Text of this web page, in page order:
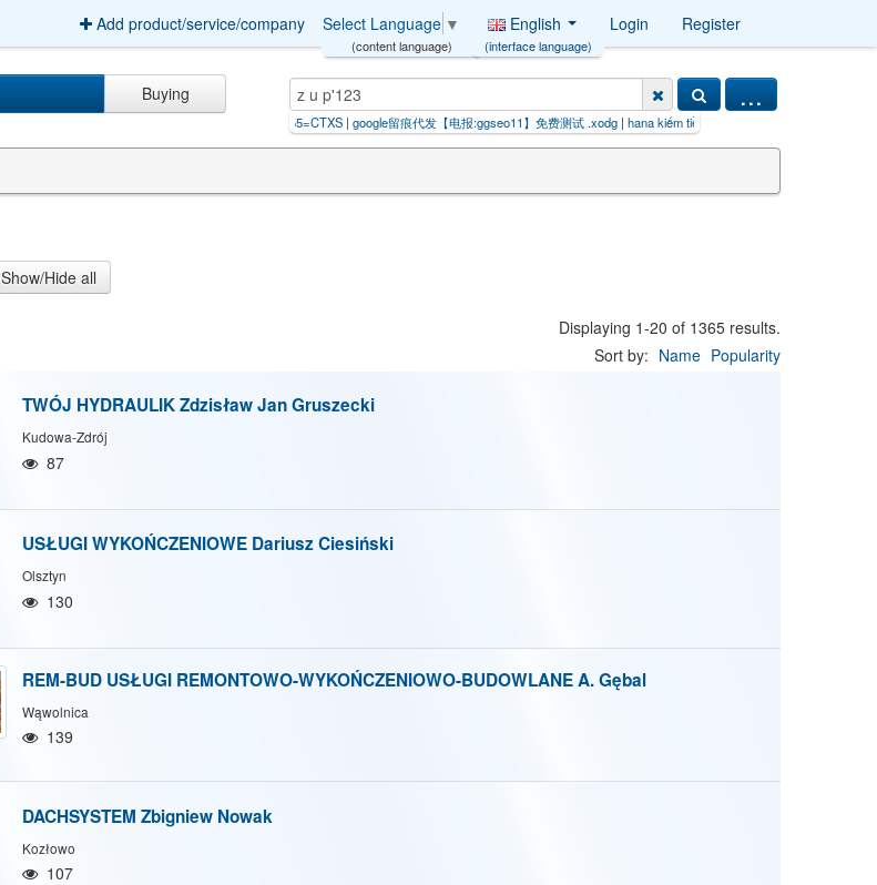
Add product/service/company Select Language ▼
(content language)
English
(interface language)
Login Register
Buying ...
google留痕代发【电报:ggseo11】免费测试 .xodg|hana kiếm tiền online ios【8888.F
Show/Hide all
Displaying 1-20 of 1365 results.
Sort by: Name Popularity
TWÓJ HYDRAULIK Zdzisław Jan Gruszecki
Kudowa-Zdrój
87
USŁUGI WYKOŃCZENIOWE Dariusz Ciesiński
Olsztyn
130
REM-BUD USŁUGI REMONTOWO-WYKOŃCZENIOWO-BUDOWLANE A. Gębal
Wąwolnica
139
DACHSYSTEM Zbigniew Nowak
Kozłowo
107